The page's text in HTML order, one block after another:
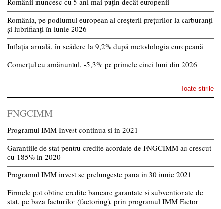
Românii muncesc cu 5 ani mai puțin decât europenii
România, pe podiumul european al creșterii prețurilor la carburanți
și lubrifianți în iunie 2026
Inflația anuală, în scădere la 9,2% după metodologia europeană
Comerțul cu amănuntul, -5,3% pe primele cinci luni din 2026
Toate stirile
FNGCIMM
Programul IMM Invest continua si in 2021
Garantiile de stat pentru credite acordate de FNGCIMM au crescut
cu 185% in 2020
Programul IMM invest se prelungeste pana in 30 iunie 2021
Firmele pot obtine credite bancare garantate si subventionate de
stat, pe baza facturilor (factoring), prin programul IMM Factor